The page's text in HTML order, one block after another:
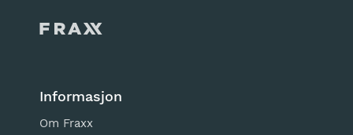
Informasjon
Om Fraxx